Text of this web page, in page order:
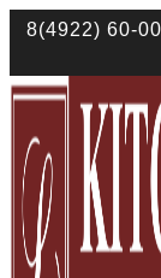
8(4922) 60-
Наш сайт